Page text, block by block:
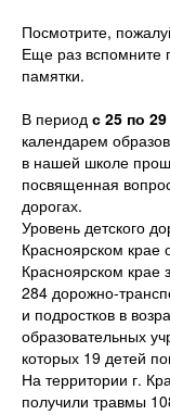
Посмотрите,
Еще раз вспомните
памятки.
В период с 25 по 29
календарем
в нашей школе
посвященная
дорогах.
Уровень детского
Красноярском крае
Красноярском крае
284 дорожно-
и подростков в
образовательных
которых 19 детей
На территории г.
получили травмы